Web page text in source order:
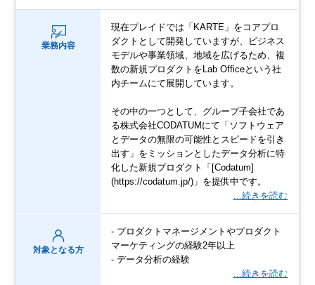
業務内容
現在プレイドでは「KARTE」をコアプロ
ダクトとして開発していますが、ビジネス
モデルや事業領域、地域を広げるため、複
数の新規プロダクトをLab Officeという社
内チームにて展開しています。
その中の一つとして、グループ子会社であ
る株式会社CODATUMにて「ソフトウェア
とデータの無限の可能性とスピードを引き
出す」をミッションとしたデータ分析に特
化した新規プロダクト「[Codatum]
(https://codatum.jp/)」を提供中です。
…続きを読む
対象となる方
- プロダクトマネージメントやプロダクト
マーケティングの経験2年以上
- データ分析の経験
…続きを読む